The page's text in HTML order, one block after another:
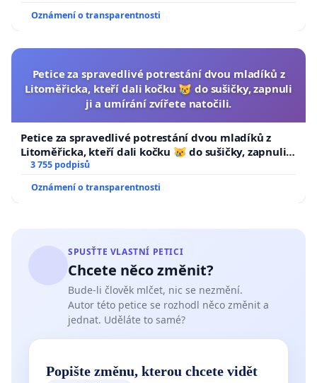
Oznámení o transparentnosti
Petice za spravedlivé potrestání dvou mladíků z
Litoměřicka, kteří dali kočku 😿 do sušičky, zapnuli
ji a umírání zvířete natočili.
Petice za spravedlivé potrestání dvou mladíků z
Litoměřicka, kteří dali kočku 😿 do sušičky, zapnuli ji
a umírání zvířete natočili.
3 755 podpisů
Oznámení o transparentnosti
SPUSŤTE VLASTNÍ PETICI
Chcete něco změnit?
Bude-li člověk mlčet, nic se nezmění.
Autor této petice se rozhodl něco změnit a
jednat. Uděláte to samé?
Popište změnu, kterou chcete vidět